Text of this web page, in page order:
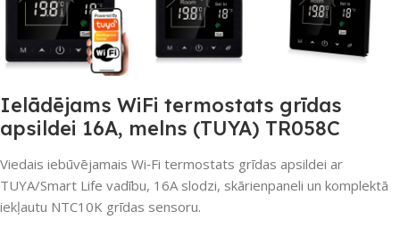
Ielādējams WiFi termostats grīdas
apsildei 16A, melns (TUYA) TR058C
Viedais iebūvējamais Wi‑Fi termostats grīdas apsildei ar
TUYA/Smart Life vadību, 16A slodzi, skārienpaneli un komplektā
iekļautu NTC10K grīdas sensoru.